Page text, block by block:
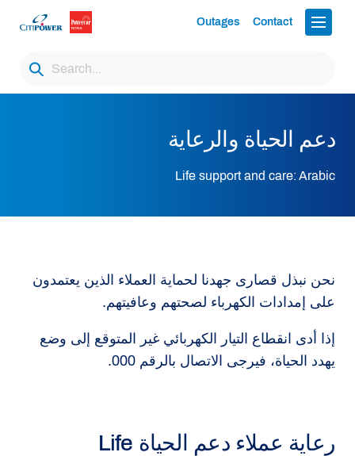
Outages Contact
دعم الحياة والرعاية
Life support and care: Arabic
نحن نبذل قصارى جهدنا لحماية العملاء الذين يعتمدون
على إمدادات الكهرباء لصحتهم وعافيتهم.
إذا أدى انقطاع التيار الكهربائي غير المتوقع إلى وضع
يهدد الحياة، فيرجى الاتصال بالرقم 000.
رعاية عملاء دعم الحياة Life